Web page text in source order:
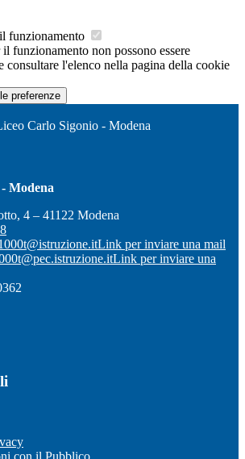
funzionamento
funzionamento non possono essere
consultare l'elenco nella pagina della cookie
preferenze
Carlo Sigonio - Modena
Modena
4 – 41122 Modena
Link per inviare una mail
Link per inviare una